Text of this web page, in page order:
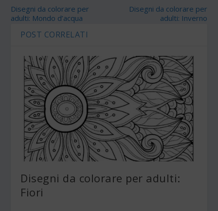
Disegni da colorare per
adulti: Mondo d’acqua
Disegni da colorare per
adulti: Inverno
POST CORRELATI
Disegni da colorare per adulti:
Fiori